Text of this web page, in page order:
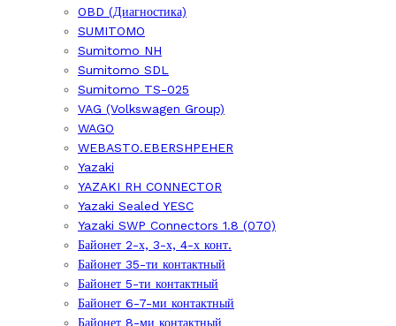
OBD (Диагностика)
SUMITOMO
Sumitomo NH
Sumitomo SDL
Sumitomo TS-025
VAG (Volkswagen Group)
WAGO
WEBASTO.EBERSHPEHER
Yazaki
YAZAKI RH CONNECTOR
Yazaki Sealed YESC
Yazaki SWP Connectors 1.8 (070)
Байонет 2-х, 3-х, 4-х конт.
Байонет 35-ти контактный
Байонет 5-ти контактный
Байонет 6-7-ми контактный
Байонет 8-ми контактный